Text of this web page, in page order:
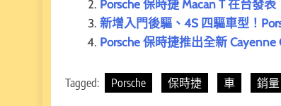
Porsche 保時捷 Macan T 在台發
新增入門後驅、4S 四驅車型！
Porsche 保時捷推出全新
Tagged: Porsche 保時捷 車 銷量